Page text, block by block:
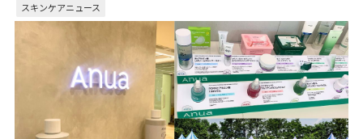
スキンケアニュース